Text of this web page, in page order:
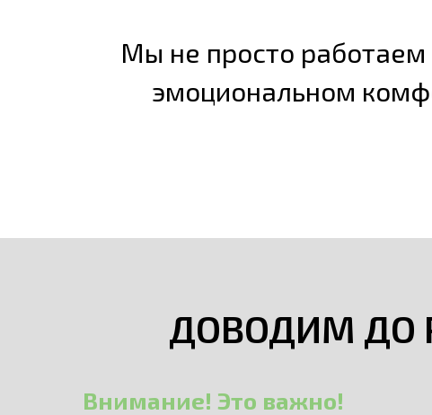
Мы не просто работаем
эмоциональном
ДОВОДИМ ДО
Внимание! Это важно!